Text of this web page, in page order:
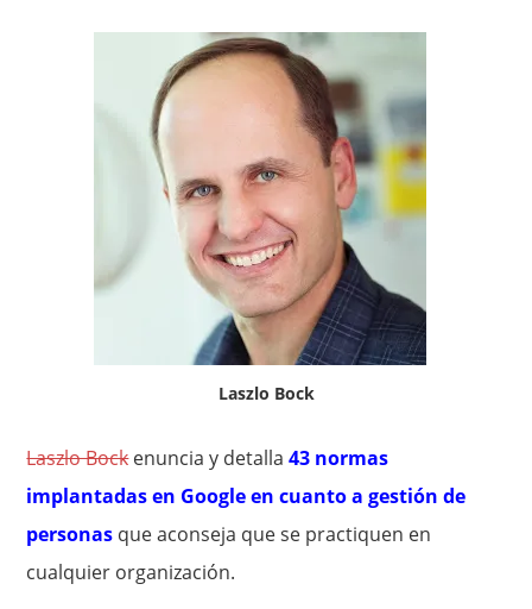
Laszlo Bock
Laszlo Bockenuncia y detalla43 normas
implantadas en Google en cuanto a gestión de
personas que aconseja que se practiquen en
cualquier organización.